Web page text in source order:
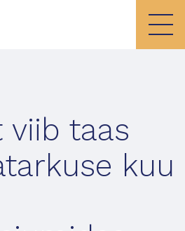
viib taas
kuu